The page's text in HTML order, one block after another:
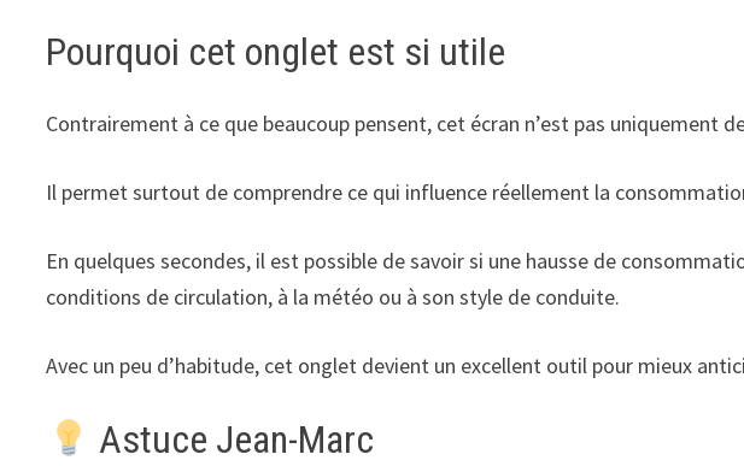
Pourquoi cet onglet est si utile
Contrairement à ce que beaucoup pensent, cet écran n’est pas uniquement
Il permet surtout de comprendre ce qui influence réellement la
En quelques secondes, il est possible de savoir si une hausse de
conditions de circulation, à la météo ou à son style de conduite.
Avec un peu d’habitude, cet onglet devient un excellent outil pour mieux
Astuce Jean-Marc